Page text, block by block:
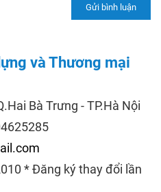
và Thương mại
Bà Trưng - TP.Hà Nội
* Đăng ký thay đổi lần